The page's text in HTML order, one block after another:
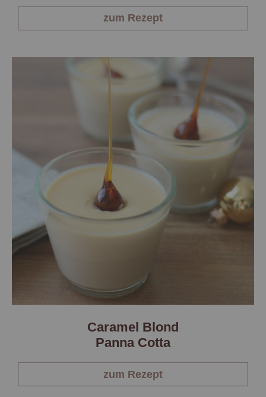
zum Rezept
Caramel Blond
Panna Cotta
zum Rezept